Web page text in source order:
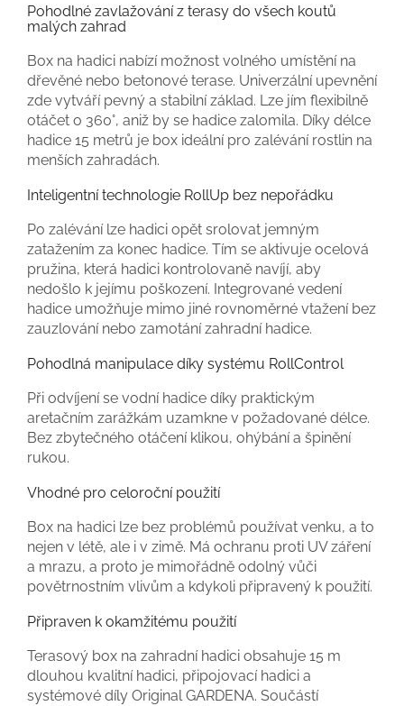
Pohodlné zavlažování z terasy do všech koutů
malých zahrad
Box na hadici nabízí možnost volného umístění na
dřevěné nebo betonové terase. Univerzální upevnění
zde vytváří pevný a stabilní základ. Lze jím flexibilně
otáčet o 360°, aniž by se hadice zalomila. Díky délce
hadice 15 metrů je box ideální pro zalévání rostlin na
menších zahradách.
Inteligentní technologie RollUp bez nepořádku
Po zalévání lze hadici opět srolovat jemným
zatažením za konec hadice. Tím se aktivuje ocelová
pružina, která hadici kontrolovaně navíjí, aby
nedošlo k jejímu poškození. Integrované vedení
hadice umožňuje mimo jiné rovnoměrné vtažení bez
zauzlování nebo zamotání zahradní hadice.
Pohodlná manipulace díky systému RollControl
Při odvíjení se vodní hadice díky praktickým
aretačním zarážkám uzamkne v požadované délce.
Bez zbytečného otáčení klikou, ohýbání a špinění
rukou.
Vhodné pro celoroční použití
Box na hadici lze bez problémů používat venku, a to
nejen v létě, ale i v zimě. Má ochranu proti UV záření
a mrazu, a proto je mimořádně odolný vůči
povětrnostním vlivům a kdykoli připravený k použití.
Připraven k okamžitému použití
Terasový box na zahradní hadici obsahuje 15 m
dlouhou kvalitní hadici, připojovací hadici a
systémové díly Original GARDENA. Součástí